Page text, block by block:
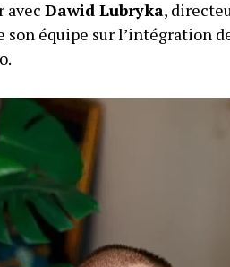
avec Dawid Lubryka,
équipe sur l’intégration